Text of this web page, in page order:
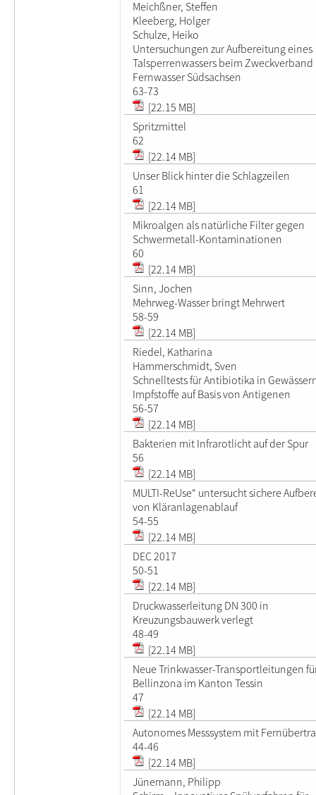
Meichßner, Steffen
Kleeberg, Holger
Schulze, Heiko
Untersuchungen zur Aufbereitung eines
Talsperrenwassers beim Zweckverband
Fernwasser Südsachsen
63-73
[22.15 MB]
Spritzmittel
62
[22.14 MB]
Unser Blick hinter die Schlagzeilen
61
[22.14 MB]
Mikroalgen als natürliche Filter gegen
Schwermetall-Kontaminationen
60
[22.14 MB]
Sinn, Jochen
Mehrweg-Wasser bringt Mehrwert
58-59
[22.14 MB]
Riedel, Katharina
Hammerschmidt, Sven
Schnelltests für Antibiotika in
Impfstoffe auf Basis von Antigenen
56-57
[22.14 MB]
Bakterien mit Infrarotlicht auf der Spur
56
[22.14 MB]
MULTI-ReUse“ untersucht sichere
von Kläranlagenablauf
54-55
[22.14 MB]
DEC 2017
50-51
[22.14 MB]
Druckwasserleitung DN 300 in
Kreuzungsbauwerk verlegt
48-49
[22.14 MB]
Neue Trinkwasser-Transportleitungen
Bellinzona im Kanton Tessin
47
[22.14 MB]
Autonomes Messsystem mit
44-46
[22.14 MB]
Jünemann, Philipp